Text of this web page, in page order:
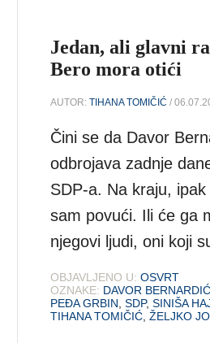
Jedan, ali glavni
Bero mora otići
AUTOR:TIHANA TOMIČIĆ /
Čini se da Davor
odbrojava zadnje
SDP-a. Na kraju,
sam povući. Ili će ga
njegovi ljudi, oni koji
OBJAVLJENO U: OSVRT
OZNAKE: DAVOR BERNARDIĆ
PEĐA GRBIN ,SDP,SINIŠA
TIHANA TOMIČIĆ ,ŽELJKO